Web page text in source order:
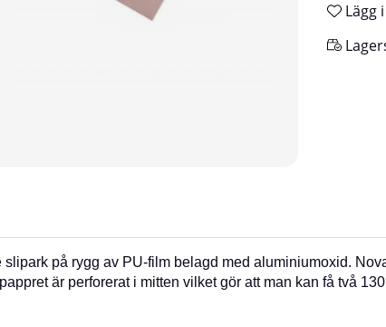
Lägg
på rygg av PU-film belagd med aluminiumoxid.
är perforerat i mitten vilket gör att man kan få två